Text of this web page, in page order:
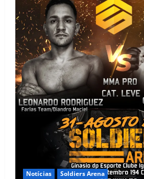
Notícias Soldiers Arena